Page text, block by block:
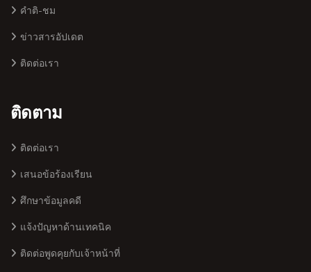
คำติ-ชม
ข่าวสารอัปเดต
ติดต่อเรา
ติดตาม
ติดต่อเรา
เสนอข้อร้องเรียน
ศึกษาข้อมูลคดี
แจ้งปัญหาด้านเทคนิค
ติดต่อพูดคุยกับเจ้าหน้าที่